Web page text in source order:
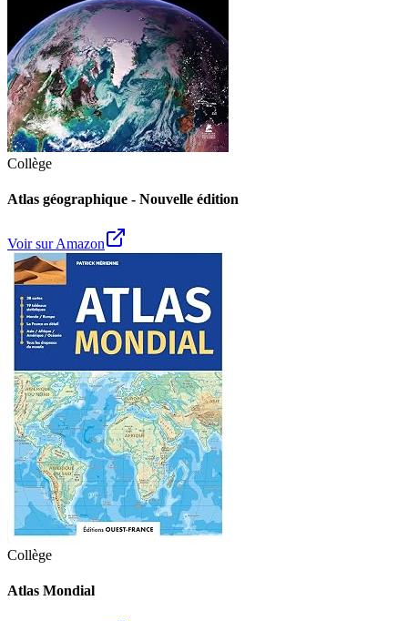
Collège
Atlas géographique - Nouvelle édition
Voir sur Amazon
Collège
Atlas Mondial